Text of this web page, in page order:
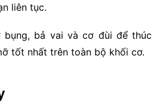
liên tục.
bụng, bả vai và cơ đùi để thúc
tốt nhất trên toàn bộ khối cơ.